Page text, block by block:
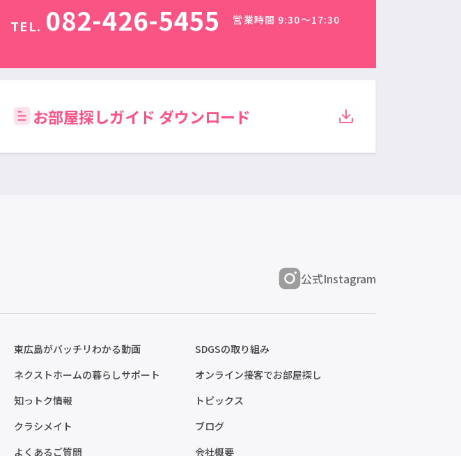
TEL. 082-426-5455 営業時間 9:30〜17:30
お部屋探しガイド ダウンロード
公式Instagram
東広島がバッチリわかる動画
ネクストホームの暮らしサポート
知っトク情報
クラシメイト
よくあるご質問
SDGSの取り組み
オンライン接客でお部屋探し
トピックス
ブログ
会社概要